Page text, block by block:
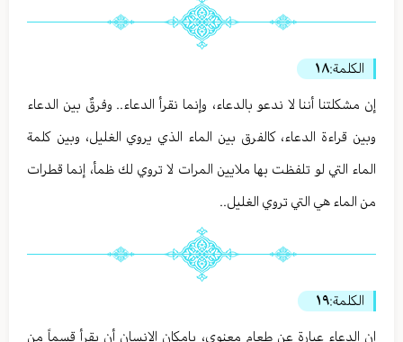
الكلمة:١٨
إن مشكلتنا أننا لا ندعو بالدعاء، وإنما نقرأ الدعاء.. وفرقٌ بين الدعاء
وبين قراءة الدعاء، كالفرق بين الماء الذي يروي الغليل، وبين كلمة
الماء التي لو تلفظت بها ملايين المرات لا تروي لك ظمأ، إنما قطرات
من الماء هي التي تروي الغليل..
الكلمة:١٩
إن الدعاء عبارة عن طعام معنوي، بإمكان الإنسان أن يقرأ قسماً من